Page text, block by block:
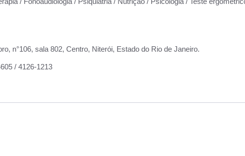
n°106, sala 802, Centro, Niterói, Estado do Rio de Janeiro.
/ 4126-1213